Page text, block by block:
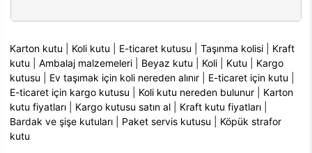
Karton kutu Koli kutu E-ticaret kutusu |Taşınma kolisi
Kraft
kutu |Ambalaj malzemeleri Beyaz kutu Koli Kutu
Kargo
kutusu
Ev taşımak için koli nereden alınır E-ticaret için kutu
E-ticaret için kargo kutusu
Koli kutu nereden bulunur
Karton
kutu fiyatları
Kargo kutusu satın al Kraft kutu fiyatları
Bardak ve şişe kutuları
Paket servis kutusu
Köpük strafor
kutu